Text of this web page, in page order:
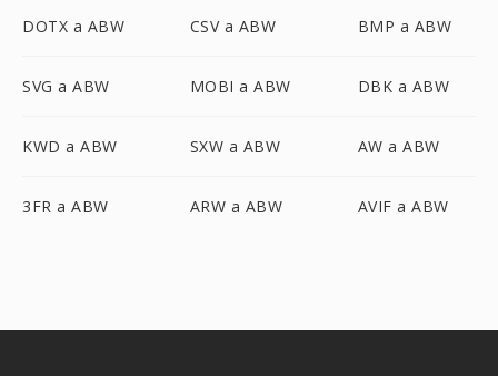
DOTX a ABW CSV a ABW BMP a ABW
SVG a ABW MOBI a ABW DBK a ABW
KWD a ABW SXW a ABW AW a ABW
3FR a ABW ARW a ABW AVIF a ABW